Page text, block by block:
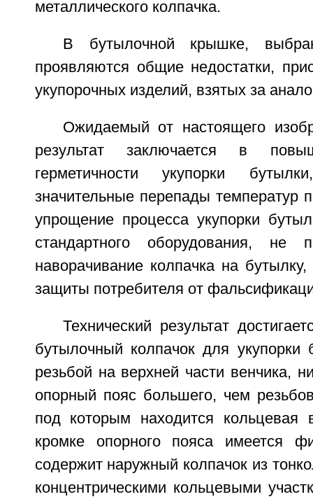
металлического колпачка.
В бутылочной крышке,
проявляются общие недостатки,
укупорочных изделий, взятых за
Ожидаемый от настоящего
результат заключается в
герметичности укупорки
значительные перепады температур
упрощение процесса укупорки
стандартного оборудования, не
наворачивание колпачка на
защиты потребителя от
Технический результат
бутылочный колпачок для укупорки
резьбой на верхней части венчика,
опорный пояс большего, чем
под которым находится кольцевая
кромке опорного пояса имеется
содержит наружный колпачок из
концентрическими кольцевыми